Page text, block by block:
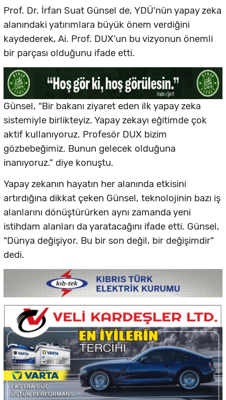
Prof. Dr. İrfan Suat Günsel de, YDÜ’nün yapay zeka
alanındaki yatırımlara büyük önem verdiğini
kaydederek, Ai. Prof. DUX’un bu vizyonun önemli
bir parçası olduğunu ifade etti.
Günsel, “Bir bakanı ziyaret eden ilk yapay zeka
sistemiyle birlikteyiz. Yapay zekayı eğitimde çok
aktif kullanıyoruz. Profesör DUX bizim
gözbebeğimiz. Bunun gelecek olduğuna
inanıyoruz.” diye konuştu.
Yapay zekanın hayatın her alanında etkisini
artırdığına dikkat çeken Günsel, teknolojinin bazı iş
alanlarını dönüştürürken aynı zamanda yeni
istihdam alanları da yaratacağını ifade etti. Günsel,
“Dünya değişiyor. Bu bir son değil, bir değişimdir”
dedi.